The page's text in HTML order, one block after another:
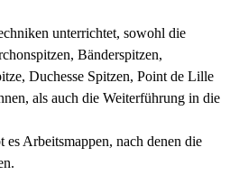
unterrichtet, sowohl die
Bänderspitzen,
Duchesse Spitzen, Point de Lille
als auch die Weiterführung in die
Arbeitsmappen, nach denen die